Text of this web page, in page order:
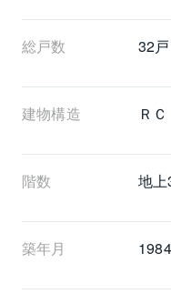
総戸数 32戸
建物構造 ＲＣ
階数 地
築年月